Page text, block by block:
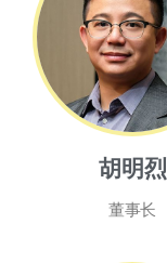
胡明烈
董事长